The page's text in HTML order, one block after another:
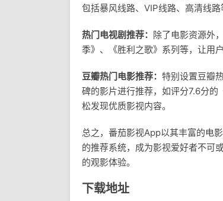
包括暴风线路、VIP线路、高清线路
热门电视剧推荐： 除了电影资源外
季》、《胜利之歌》系列等，让用
豆瓣热门电影推荐： 特别设置豆瓣
碑的影片进行推荐，如评分7.6分
松发现优质影视内容。
总之，番茄影视App以其丰富的电
的推荐系统，成为影视爱好者不可
的观影体验。
下载地址